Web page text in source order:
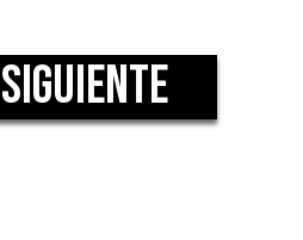
SIGUIENTE